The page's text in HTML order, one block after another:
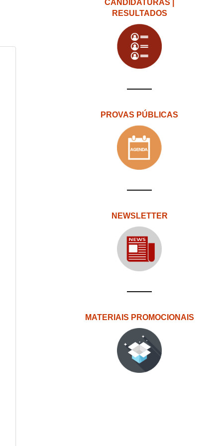
CANDIDATURAS |
RESULTADOS
PROVAS PÚBLICAS
NEWSLETTER
MATERIAIS PROMOCIONAIS